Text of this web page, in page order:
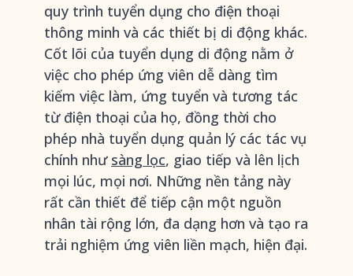
quy trình tuyển dụng cho điện thoại
thông minh và các thiết bị di động khác.
Cốt lõi của tuyển dụng di động nằm ở
việc cho phép ứng viên dễ dàng tìm
kiếm việc làm, ứng tuyển và tương tác
từ điện thoại của họ, đồng thời cho
phép nhà tuyển dụng quản lý các tác vụ
chính như sàng lọc, giao tiếp và lên lịch
mọi lúc, mọi nơi. Những nền tảng này
rất cần thiết để tiếp cận một nguồn
nhân tài rộng lớn, đa dạng hơn và tạo ra
trải nghiệm ứng viên liền mạch, hiện đại.